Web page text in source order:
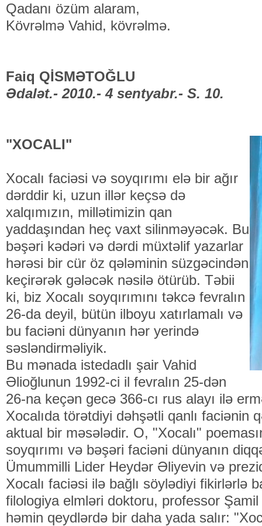
Qadanı özüm alaram,
Kövrəlmə Vahid, kövrəlmə.
Faiq QİSMƏTOĞLU
Ədalət.- 2010.- 4 sentyabr.- S. 10.
"XOCALI"
Xocalı faciəsi və soyqırımı elə bir ağır
dərddir ki, uzun illər keçsə də
xalqımızın, millətimizin qan
yaddaşından heç vaxt silinməyəcək. Bu
bəşəri kədəri və dərdi müxtəlif yazarlar
hərəsi bir cür öz qələminin süzgəcindən
keçirərək gələcək nəsilə ötürüb. Təbii
ki, biz Xocalı soyqırımını təkcə fevralın
26-da deyil, bütün ilboyu xatırlamalı və
bu faciəni dünyanın hər yerində
səsləndirməliyik.
Bu mənada istedadlı şair Vahid
Əlioğlunun 1992-ci il fevralın 25-dən
26-na keçən gecə 366-cı rus alayı ilə
Xocalıda törətdiyi dəhşətli qanlı faciənin
aktual bir məsələdir. O, "Xocalı"
soyqırımı və bəşəri faciəni dünyanın
Ümummilli Lider Heydər Əliyevin və
Xocalı faciəsi ilə bağlı söylədiyi fikirlərlə
filologiya elmləri doktoru, professor
həmin qeydlərdə bir daha yada salır: